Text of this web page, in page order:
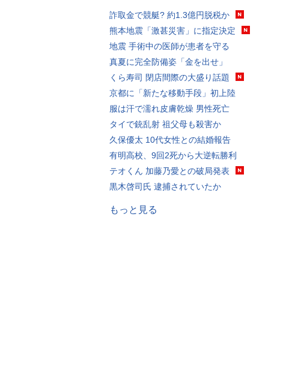
詐取金で競艇? 約1.3億円脱税か
熊本地震「激甚災害」に指定決定
地震 手術中の医師が患者を守る
真夏に完全防備姿「金を出せ」
くら寿司 閉店間際の大盛り話題
京都に「新たな移動手段」初上陸
服は汗で濡れ皮膚乾燥 男性死亡
タイで銃乱射 祖父母も殺害か
久保優太 10代女性との結婚報告
有明高校、9回2死から大逆転勝利
テオくん 加藤乃愛との破局発表
黒木啓司氏 逮捕されていたか
もっと見る